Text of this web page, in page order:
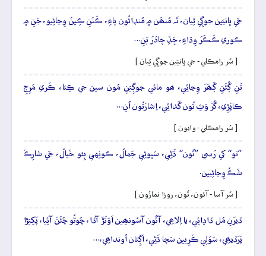
جَي ڀانيَين جوڳِي ٿِيان، تَہ مُنھَن ۾ مُنڊائُون پاءِ، ڪَنَنِ ڪِينَ وِڃائِيو، جَنِ ۾
ڪوري ڪَڪَرَ وِڌاءِ، ڇَڏِ چادَرَ ٻَنِ…
[ سُر رامڪلي - جي ڀانيَين جوڳِي ٿِيان ]
تَنِ ڳُڻَنِ ڳَھَرَ وِڃائِي، ھو مائي جوڳِيَنِ مُون سين جي ڪِئا، ڪَري مَرِجِ
ڪاپَڙِي، گُرَ وَٽِ تُون گَدائِي، اِشارَتُون اُنِ…
[ سُر رامڪلي - وايون ]
”تو“ کي رَسي ”تُون“ ڌَڻِي، سَڀوئِي جَمالُ، ڪونِهي ٻِئو خَيالُ، جَي شارِڪَ
شَڪُ وِڃائِيين.
[ سُر آسا - آئون، تُون، روزا نمازُون ]
ڏيرَنِ مُل ڏاڍائِي، يا اِلاھِي، آئُون آسُونھِين اَوَتَڙَ آڏا، چُوڻُو چُڻَنَ آئِيا، پَکِيَڙا
پَرَڏيھِي، سَوَلِي ڪَرِيين سَچا ڌَڻِي، اَڳِئان اُونداھِي،…